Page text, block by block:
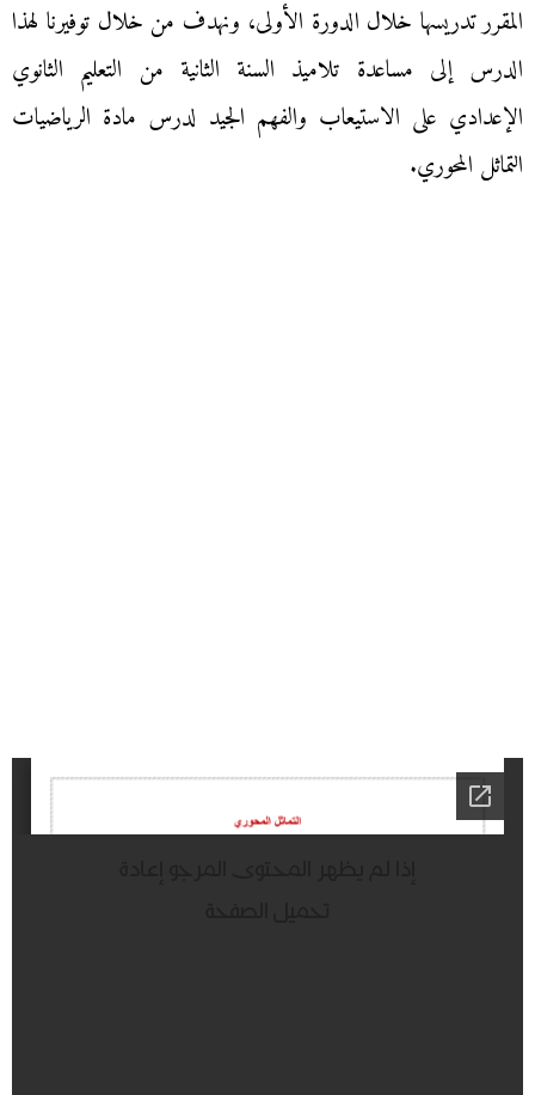
المقرر تدريسها خلال الدورة الأولى، ونهدف من خلال توفيرنا لهذا
الدرس إلى مساعدة تلاميذ السنة الثانية من التعليم الثانوي
الإعدادي على الاستيعاب والفهم الجيد لدرس مادة الرياضيات
التماثل المحوري.